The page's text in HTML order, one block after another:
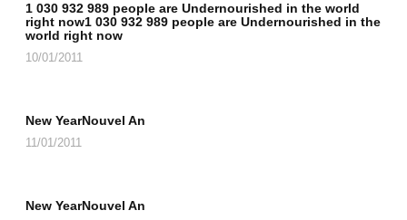
1 030 932 989 people are Undernourished in the world
right now1 030 932 989 people are Undernourished in the
world right now
10/01/2011
New YearNouvel An
11/01/2011
New YearNouvel An